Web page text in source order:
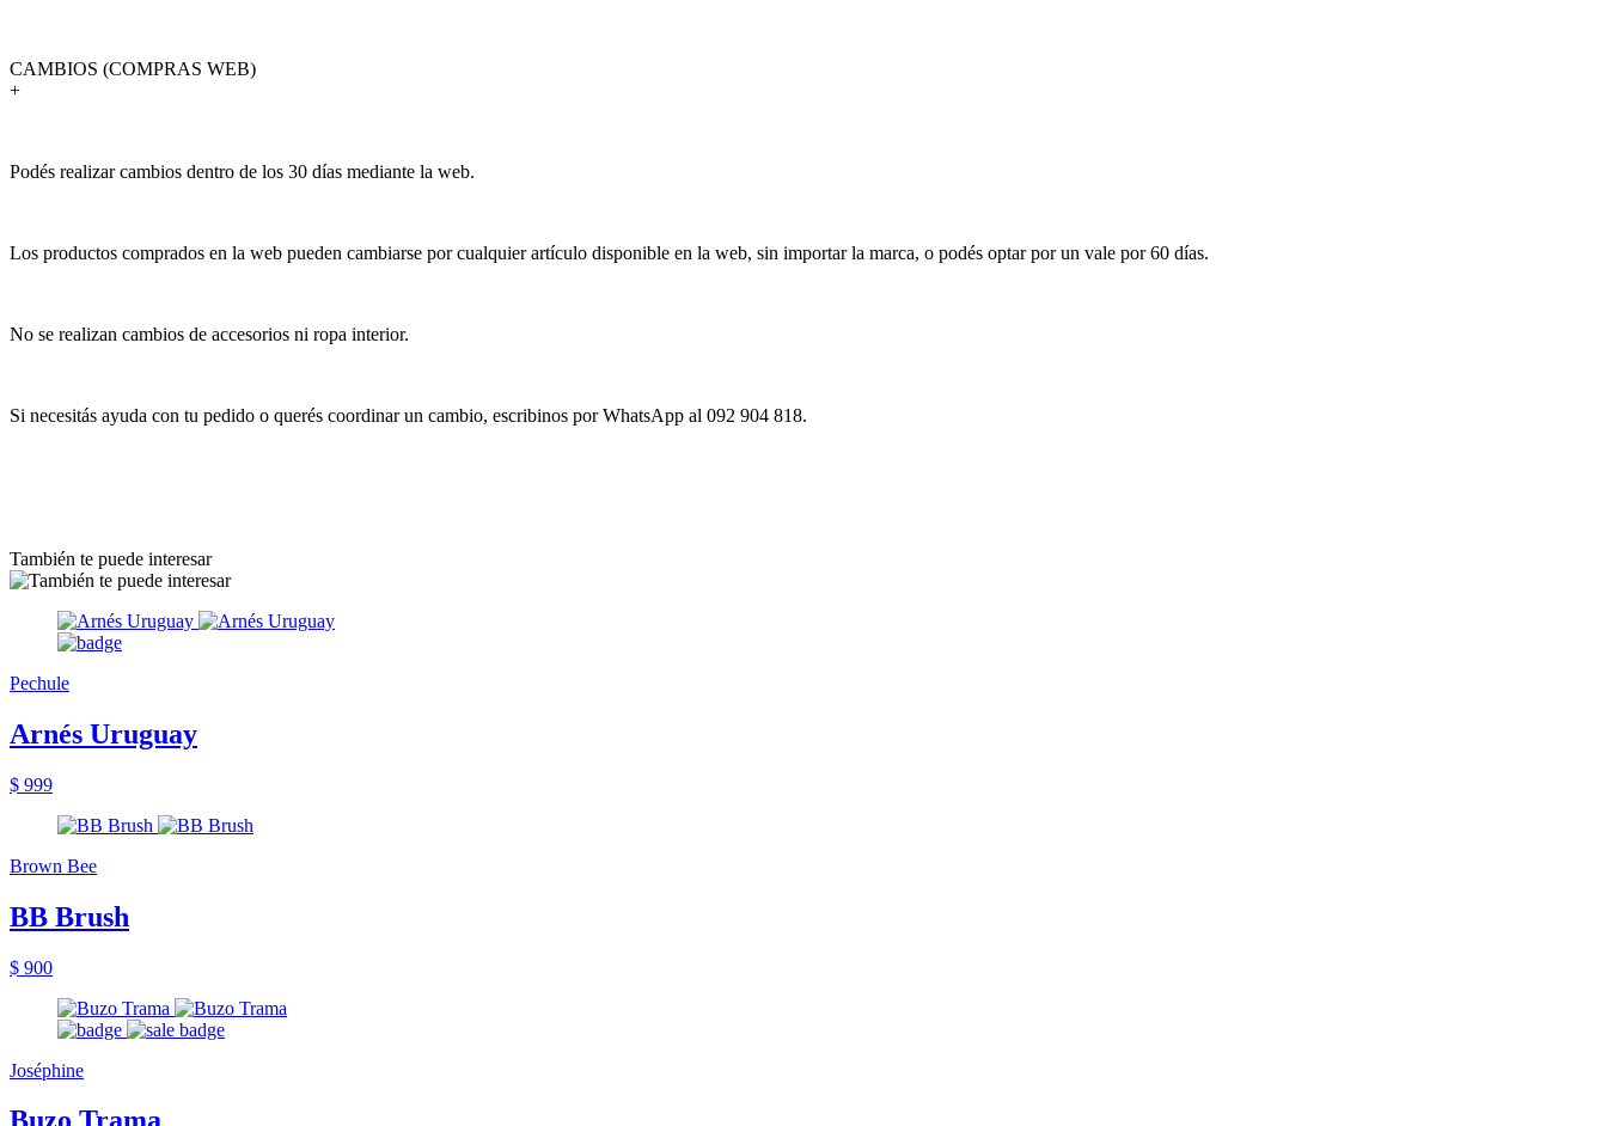
CAMBIOS (COMPRAS WEB)
+
Podés realizar cambios dentro de los 30 días mediante la web.
Los productos comprados en la web pueden cambiarse por cualquier artículo disponible en la web, sin importar la marca, o podés optar por un vale por 60 días.
No se realizan cambios de accesorios ni ropa interior.
Si necesitás ayuda con tu pedido o querés coordinar un cambio, escribinos por WhatsApp al 092 904 818.
También te puede interesar
Pechule
Arnés Uruguay
$ 999
Brown Bee
BB Brush
$ 900
Joséphine